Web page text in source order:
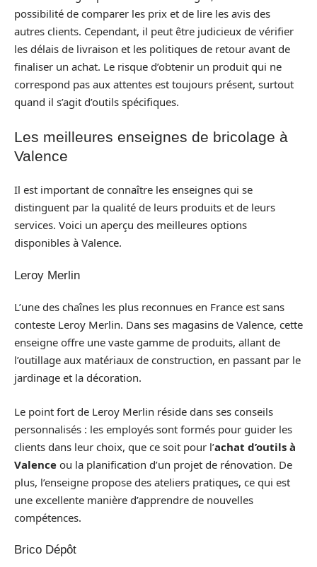
possibilité de comparer les prix et de lire les avis des
autres clients. Cependant, il peut être judicieux de vérifier
les délais de livraison et les politiques de retour avant de
finaliser un achat. Le risque d’obtenir un produit qui ne
correspond pas aux attentes est toujours présent, surtout
quand il s’agit d’outils spécifiques.
Les meilleures enseignes de bricolage à
Valence
Il est important de connaître les enseignes qui se
distinguent par la qualité de leurs produits et de leurs
services. Voici un aperçu des meilleures options
disponibles à Valence.
Leroy Merlin
L’une des chaînes les plus reconnues en France est sans
conteste Leroy Merlin. Dans ses magasins de Valence, cette
enseigne offre une vaste gamme de produits, allant de
l’outillage aux matériaux de construction, en passant par le
jardinage et la décoration.
Le point fort de Leroy Merlin réside dans ses conseils
personnalisés : les employés sont formés pour guider les
clients dans leur choix, que ce soit pour l’achat d’outils à
Valence ou la planification d’un projet de rénovation. De
plus, l’enseigne propose des ateliers pratiques, ce qui est
une excellente manière d’apprendre de nouvelles
compétences.
Brico Dépôt